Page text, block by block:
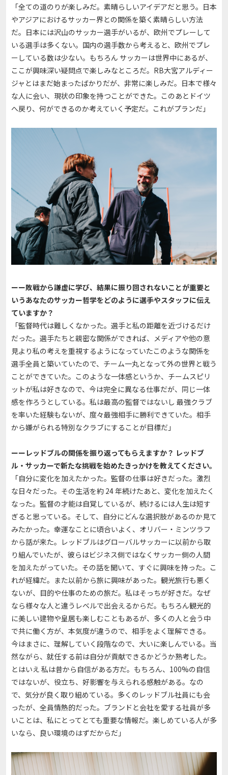
「全ての道のりが楽しみだ。素晴らしいアイデアだと思う。日本
やアジアにおけるサッカー界との関係を築く素晴らしい方法
だ。日本には沢山のサッカー選手がいるが、欧州でプレーして
いる選手は多くない。国内の選手数から考えると、欧州でプレ
ーしている数は少ない。もちろん サッカーは世界中にあるが、
ここが興味深い疑問点で楽しみなところだ。RB大宮アルディー
ジャとはまだ始まったばかりだが、非常に楽しみだ。日本で様々
な人に会い、現状の印象を持つことができた。このあとドイツ
へ戻り、何ができるのか考えていく予定だ。これがプランだ」
ーー敗戦から謙虚に学び、結果に振り回されないことが重要と
いうあなたのサッカー哲学をどのように選手やスタッフに伝え
ていますか？
「監督時代は難しくなかった。選手と私の距離を近づけるだけ
だった。選手たちと親密な関係ができれば、メディアや他の意
見より私の考えを重視するようになっていたこのような関係を
選手全員と築いていたので、チーム一丸となって外の世界と戦う
ことができていた。このような一体感というか、チームスピリ
ットが私は好きなので、今は完全に異なる仕事だが、同じ一体
感を作ろうとしている。私は最高の監督ではないし 最強クラブ
を率いた経験もないが、度々最強相手に勝利できていた。相手
から嫌がられる特別なクラブにすることが目標だ」
ーーレッドブルの関係を振り返ってもらえますか？ レッドブ
ル・サッカーで新たな挑戦を始めたきっかけを教えてください。
「自分に変化を加えたかった。監督の仕事は好きだった。激烈
な日々だった。その生活を約 24 年続けたあと、変化を加えたく
なった。監督の才能は自覚しているが、続けるには人生は短す
ぎると思っている。そして、自分にどんな選択肢があるのか見て
みたかった。幸運なことに頃合いよく、オリバー・ミンツラフ
から話が来た。レッドブルはグローバルサッカーに以前から取
り組んでいたが、彼らはビジネス側ではなくサッカー側の人間
を加えたがっていた。その話を聞いて、すぐに興味を持った。こ
れが経緯だ。また以前から旅に興味があった。観光旅行も悪く
ないが、目的や仕事のための旅だ。私はそっちが好きだ。なぜ
なら様々な人と違うレベルで出会えるからだ。もちろん観光的
に美しい建物や皇居も楽しむこともあるが、多くの人と会う中
で共に働く方が、本気度が違うので、相手をよく理解できる。
今はまさに、理解していく段階なので、大いに楽しんでいる。当
然ながら、就任する前は自分が貢献できるかどうか熟考した。
とはいえ 私は昔から自信がある方だ。もちろん、100%の自信
ではないが、役立ち、好影響を与えられる感触がある。なの
で、気分が良く取り組めている。多くのレッドブル社員にも会
ったが、全員情熱的だった。ブランドと会社を愛する社員が多
いことは、私にとってとても重要な情報だ。楽しめている人が多
いなら、良い環境のはずだからだ」